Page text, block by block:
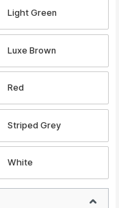
Light Green
Luxe Brown
Red
Striped Grey
White